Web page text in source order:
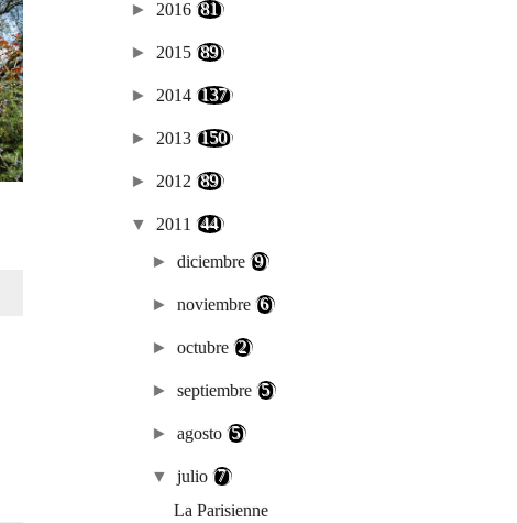
► 2016 (81)
► 2015 (89)
► 2014 (137)
► 2013 (150)
► 2012 (89)
▼ 2011 (44)
►diciembre(9)
►noviembre(6)
►octubre(2)
►septiembre(5)
►agosto(5)
▼julio(7)
La Parisienne